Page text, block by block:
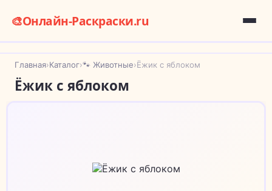
🎨Онлайн-Раскраски.ru
Главная›Каталог›🐾 Животные›Ёжик с яблоком
Ёжик с яблоком